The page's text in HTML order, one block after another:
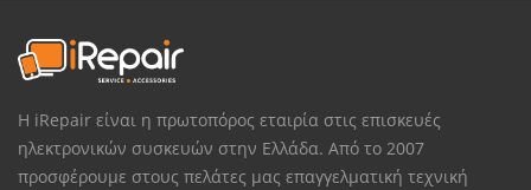
Η iRepair είναι η πρωτοπόρος εταιρία στις επισκευές
ηλεκτρονικών συσκευών στην Ελλάδα. Από το 2007
προσφέρουμε στους πελάτες μας επαγγελματική τεχνική